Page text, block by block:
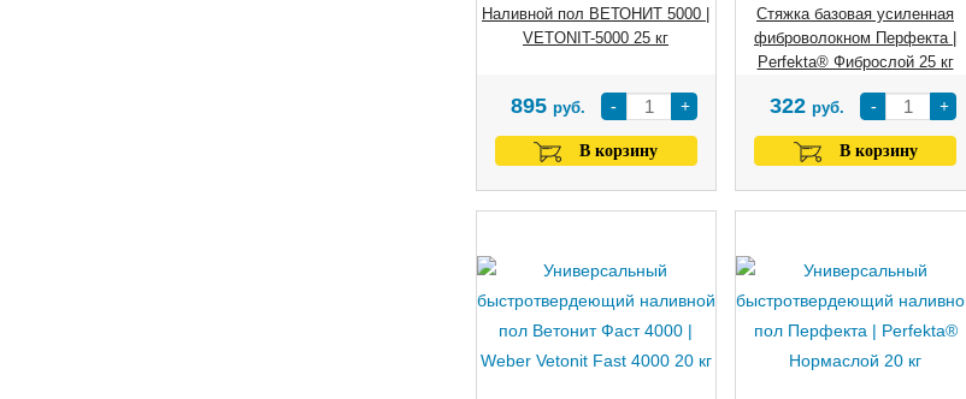
Наливной пол ВЕТОНИТ 5000 |
VETONIT-5000 25 кг
- +
895 руб.
В корзину
Стяжка базовая усиленная
фиброволокном Перфекта |
Perfekta® Фиброслой 25 кг
- +
322 руб.
В корзину